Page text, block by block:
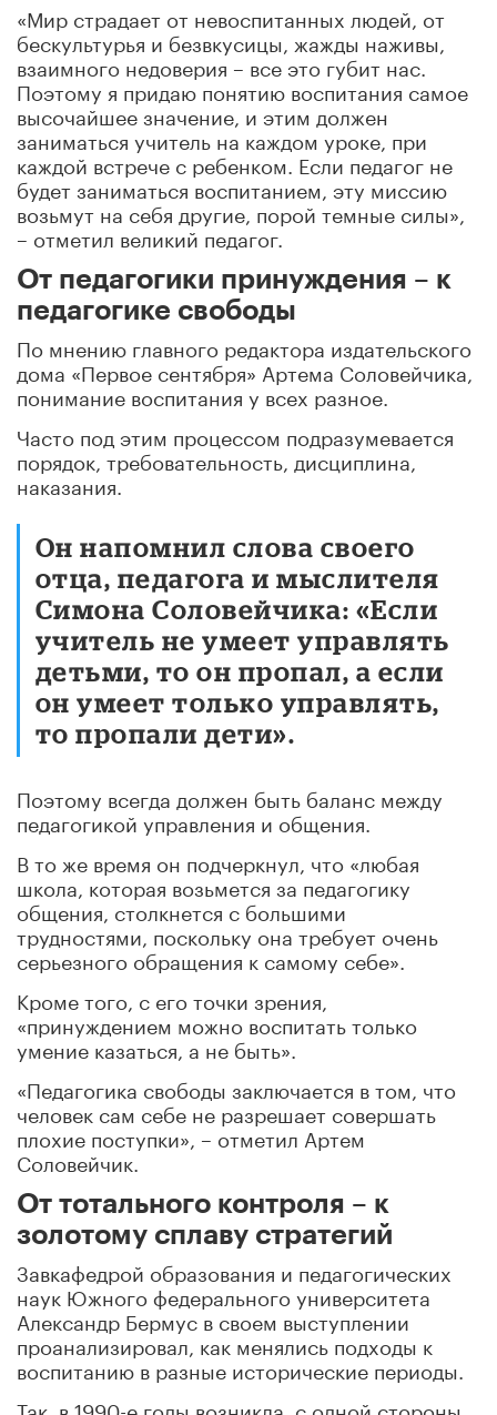
«Мир страдает от невоспитанных людей, от
бескультурья и безвкусицы, жажды наживы,
взаимного недоверия – все это губит нас.
Поэтому я придаю понятию воспитания самое
высочайшее значение, и этим должен
заниматься учитель на каждом уроке, при
каждой встрече с ребенком. Если педагог не
будет заниматься воспитанием, эту миссию
возьмут на себя другие, порой темные силы»,
– отметил великий педагог.
От педагогики принуждения – к
педагогике свободы
По мнению главного редактора издательского
дома «Первое сентября» Артема Cоловейчика,
понимание воспитания у всех разное.
Часто под этим процессом подразумевается
порядок, требовательность, дисциплина,
наказания.
Он напомнил слова своего
отца, педагога и мыслителя
Симона Соловейчика: «Если
учитель не умеет управлять
детьми, то он пропал, а если
он умеет только управлять,
то пропали дети».
Поэтому всегда должен быть баланс между
педагогикой управления и общения.
В то же время он подчеркнул, что «любая
школа, которая возьмется за педагогику
общения, столкнется с большими
трудностями, поскольку она требует очень
серьезного обращения к самому себе».
Кроме того, с его точки зрения,
«принуждением можно воспитать только
умение казаться, а не быть».
«Педагогика свободы заключается в том, что
человек сам себе не разрешает совершать
плохие поступки», – отметил Артем
Соловейчик.
От тотального контроля – к
золотому сплаву стратегий
Завкафедрой образования и педагогических
наук Южного федерального университета
Александр Бермус в своем выступлении
проанализировал, как менялись подходы к
воспитанию в разные исторические периоды.